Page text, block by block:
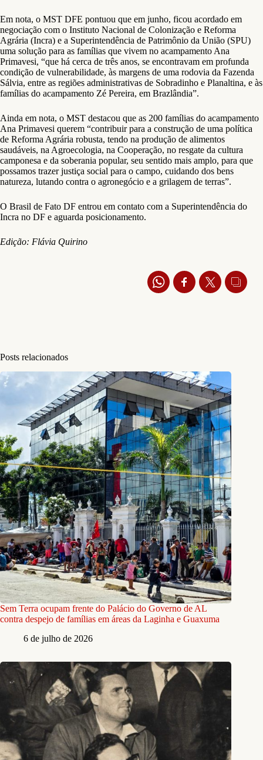
Em nota, o MST DFE pontuou que em junho, ficou acordado em
negociação com o Instituto Nacional de Colonização e Reforma
Agrária (Incra) e a Superintendência de Patrimônio da União (SPU)
uma solução para as famílias que vivem no acampamento Ana
Primavesi, “que há cerca de três anos, se encontravam em profunda
condição de vulnerabilidade, às margens de uma rodovia da Fazenda
Sálvia, entre as regiões administrativas de Sobradinho e Planaltina, e às
famílias do acampamento Zé Pereira, em Brazlândia”.
Ainda em nota, o MST destacou que as 200 famílias do acampamento
Ana Primavesi querem “contribuir para a construção de uma política
de Reforma Agrária robusta, tendo na produção de alimentos
saudáveis, na Agroecologia, na Cooperação, no resgate da cultura
camponesa e da soberania popular, seu sentido mais amplo, para que
possamos trazer justiça social para o campo, cuidando dos bens
natureza, lutando contra o agronegócio e a grilagem de terras”.
O Brasil de Fato DF entrou em contato com a Superintendência do
Incra no DF e aguarda posicionamento.
Edição: Flávia Quirino
Posts relacionados
Sem Terra ocupam frente do Palácio do Governo de AL
contra despejo de famílias em áreas da Laginha e Guaxuma
6 de julho de 2026